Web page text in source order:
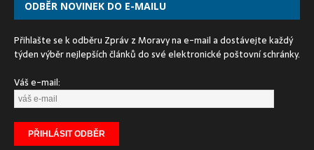
ODBĚR NOVINEK DO E-MAILU
Přihlašte se k odběru Zpráv z Moravy na e-mail a dostávejte každý
týden výběr nejlepších článků do své elektronické poštovní schránky.
Váš e-mail: